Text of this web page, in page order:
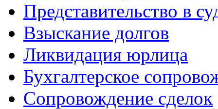
Представительство в
Взыскание долгов
Ликвидация юрлица
Бухгалтерское
Сопровождение сделок